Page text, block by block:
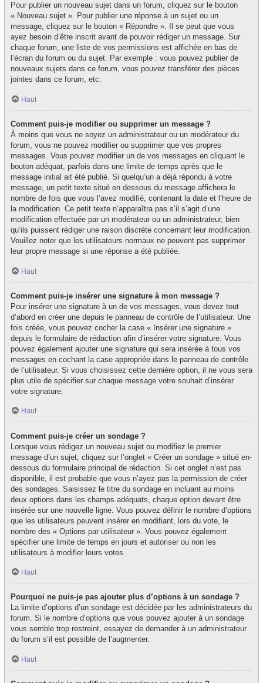
Pour publier un nouveau sujet dans un forum, cliquez sur le bouton
« Nouveau sujet ». Pour publier une réponse à un sujet ou un
message, cliquez sur le bouton « Répondre ». Il se peut que vous
ayez besoin d’être inscrit avant de pouvoir rédiger un message. Sur
chaque forum, une liste de vos permissions est affichée en bas de
l’écran du forum ou du sujet. Par exemple : vous pouvez publier de
nouveaux sujets dans ce forum, vous pouvez transférer des pièces
jointes dans ce forum, etc.
Haut
Comment puis-je modifier ou supprimer un message ?
À moins que vous ne soyez un administrateur ou un modérateur du
forum, vous ne pouvez modifier ou supprimer que vos propres
messages. Vous pouvez modifier un de vos messages en cliquant le
bouton adéquat, parfois dans une limite de temps après que le
message initial ait été publié. Si quelqu’un a déjà répondu à votre
message, un petit texte situé en dessous du message affichera le
nombre de fois que vous l’avez modifié, contenant la date et l’heure de
la modification. Ce petit texte n’apparaîtra pas s’il s’agit d’une
modification effectuée par un modérateur ou un administrateur, bien
qu’ils puissent rédiger une raison discrète concernant leur modification.
Veuillez noter que les utilisateurs normaux ne peuvent pas supprimer
leur propre message si une réponse a été publiée.
Haut
Comment puis-je insérer une signature à mon message ?
Pour insérer une signature à un de vos messages, vous devez tout
d’abord en créer une depuis le panneau de contrôle de l’utilisateur. Une
fois créée, vous pouvez cocher la case « Insérer une signature »
depuis le formulaire de rédaction afin d’insérer votre signature. Vous
pouvez également ajouter une signature qui sera insérée à tous vos
messages en cochant la case appropriée dans le panneau de contrôle
de l’utilisateur. Si vous choisissez cette dernière option, il ne vous sera
plus utile de spécifier sur chaque message votre souhait d’insérer
votre signature.
Haut
Comment puis-je créer un sondage ?
Lorsque vous rédigez un nouveau sujet ou modifiez le premier
message d’un sujet, cliquez sur l’onglet « Créer un sondage » situé en-
dessous du formulaire principal de rédaction. Si cet onglet n’est pas
disponible, il est probable que vous n’ayez pas la permission de créer
des sondages. Saisissez le titre du sondage en incluant au moins
deux options dans les champs adéquats, chaque option devant être
insérée sur une nouvelle ligne. Vous pouvez définir le nombre d’options
que les utilisateurs peuvent insérer en modifiant, lors du vote, le
nombre des « Options par utilisateur ». Vous pouvez également
spécifier une limite de temps en jours et autoriser ou non les
utilisateurs à modifier leurs votes.
Haut
Pourquoi ne puis-je pas ajouter plus d’options à un sondage ?
La limite d’options d’un sondage est décidée par les administrateurs du
forum. Si le nombre d’options que vous pouvez ajouter à un sondage
vous semble trop restreint, essayez de demander à un administrateur
du forum s’il est possible de l’augmenter.
Haut